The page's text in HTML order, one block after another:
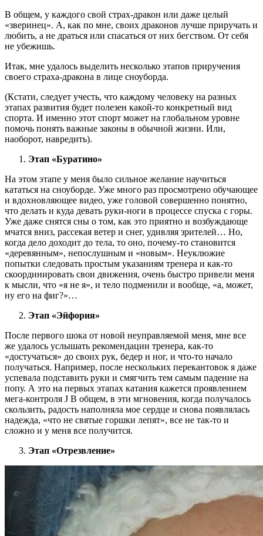
В общем, у каждого свой страх-дракон или даже целый
«зверинец». А, как по мне, своих драконов лучше приручать и
любить, а не драться или спасаться от них бегством. От себя
не убежишь.
Итак, мне удалось выделить несколько этапов приручения
своего страха-дракона в лице сноуборда.
(Кстати, следует учесть, что каждому человеку на разных
этапах развития будет полезен какой-то конкретный вид
спорта. И именно этот спорт может на глобальном уровне
помочь понять важные законы в обычной жизни. Или,
наоборот, навредить).
Этап «Буратино»
На этом этапе у меня было сильное желание научиться
кататься на сноуборде. Уже много раз просмотрено обучающее
и вдохновляющее видео, уже головой совершенно понятно,
что делать и куда девать руки-ноги в процессе спуска с горы.
Уже даже снятся сны о том, как это приятно и возбуждающе
мчатся вниз, рассекая ветер и снег, удивляя зрителей… Но,
когда дело доходит до тела, то оно, почему-то становится
«деревянным», непослушным и «новым». Неуклюжие
попытки следовать простым указаниям тренера и как-то
скоординировать свои движения, очень быстро привели меня
к мысли, что «я не я», и тело подменили и вообще, «а, может,
ну его на фиг?»…
Этап «Эйфория»
После первого шока от новой неуправляемой меня, мне все
же удалось услышать рекомендации тренера, как-то
«достучаться» до своих рук, бедер и ног, и что-то начало
получаться. Например, после нескольких перекантовок я даже
успевала подставить руки и смягчить тем самым падение на
попу. А это на первых этапах катания кажется проявлением
мега-контроля J В общем, в эти мгновения, когда получалось
скользить, радость наполняла мое сердце и снова появлялась
надежда, «что не святые горшки лепят», все не так-то и
сложно и у меня все получится.
Этап «Отрезвление»